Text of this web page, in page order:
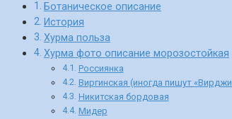
Ботаническое описание
История
Хурма польза
Хурма фото описание морозостойкая
Россиянка
Виргинская (иногда пишут
Никитская бордовая
Мидер